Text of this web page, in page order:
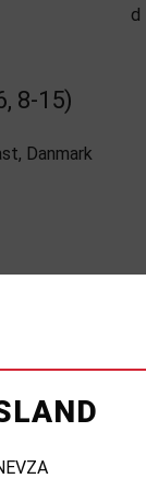
8-15)
Danmark